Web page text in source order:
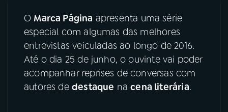
ÚLTIMAS
08FESTIVAL DE MÚSICA
O Marca Página apresenta uma série
especial com algumas das melhores
entrevistas veiculadas ao longo de 2016.
Até o dia 25 de junho, o ouvinte vai poder
acompanhar reprises de conversas com
autores de destaque nacena literária.